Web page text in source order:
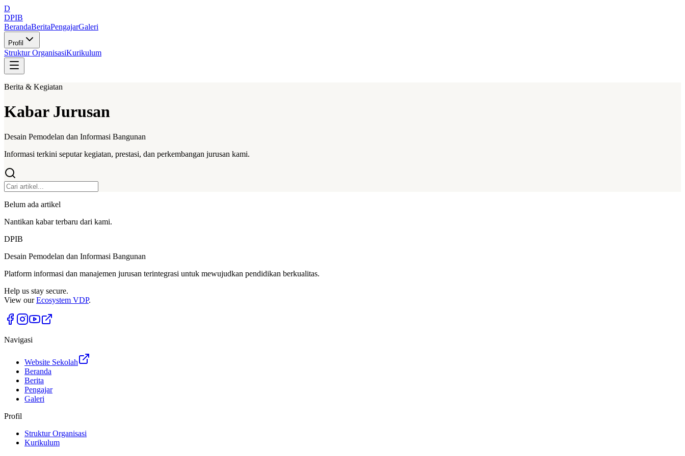
D
DPIB
BerandaBeritaPengajarGaleri
Profil
Struktur OrganisasiKurikulum
Berita & Kegiatan
Kabar Jurusan
Desain Pemodelan dan Informasi Bangunan
Informasi terkini seputar kegiatan, prestasi, dan perkembangan jurusan kami.
Belum ada artikel
Nantikan kabar terbaru dari kami.
DPIB
Desain Pemodelan dan Informasi Bangunan
Platform informasi dan manajemen jurusan terintegrasi untuk mewujudkan pendidikan berkualitas.
Help us stay secure.
View our Ecosystem VDP.
Navigasi
Website Sekolah
Beranda
Berita
Pengajar
Galeri
Profil
Struktur Organisasi
Kurikulum